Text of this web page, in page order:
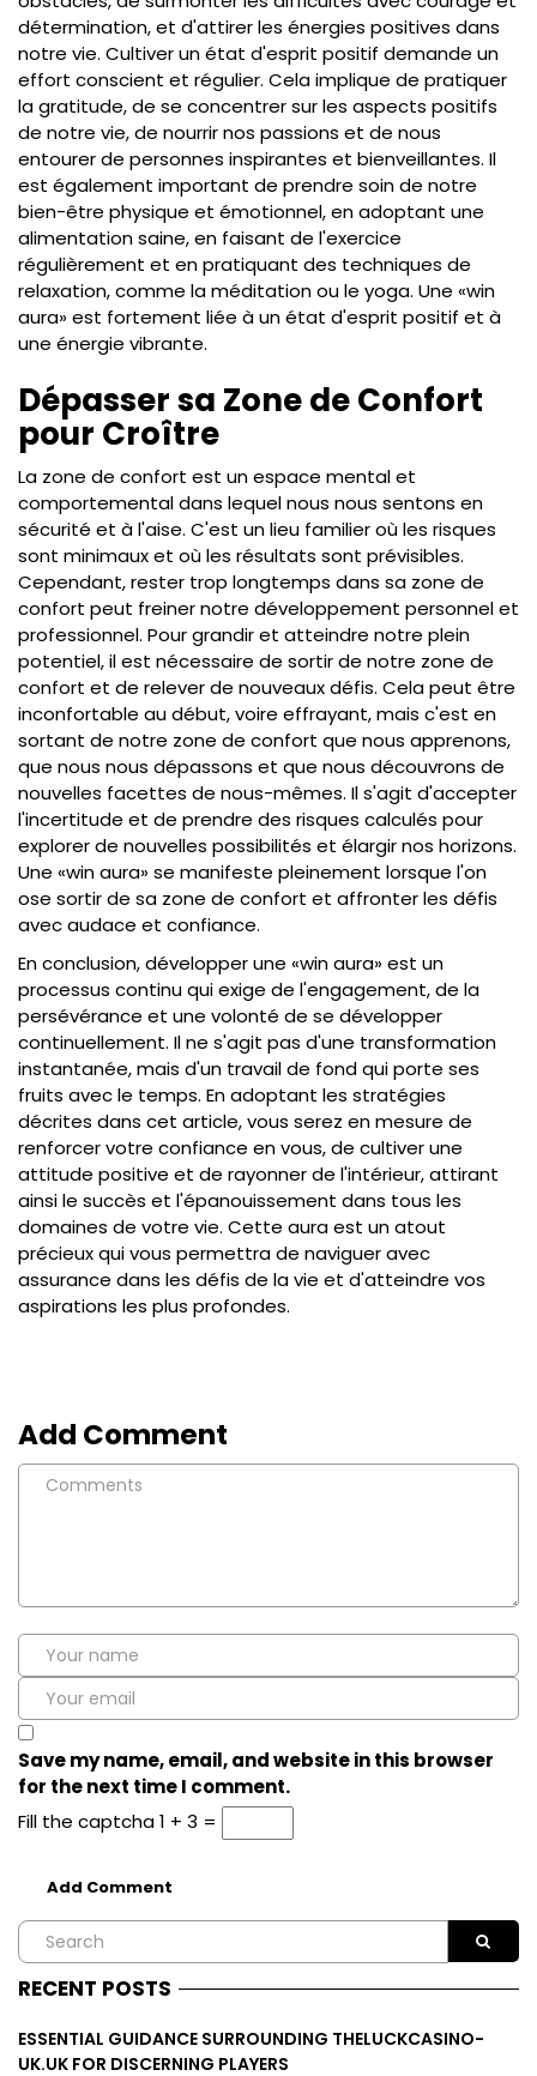
détermination, et d'attirer les énergies positives dans
notre vie. Cultiver un état d'esprit positif demande un
effort conscient et régulier. Cela implique de pratiquer
la gratitude, de se concentrer sur les aspects positifs
de notre vie, de nourrir nos passions et de nous
entourer de personnes inspirantes et bienveillantes. Il
est également important de prendre soin de notre
bien-être physique et émotionnel, en adoptant une
alimentation saine, en faisant de l'exercice
régulièrement et en pratiquant des techniques de
relaxation, comme la méditation ou le yoga. Une «win
aura» est fortement liée à un état d'esprit positif et à
une énergie vibrante.
Dépasser sa Zone de Confort
pour Croître
La zone de confort est un espace mental et
comportemental dans lequel nous nous sentons en
sécurité et à l'aise. C'est un lieu familier où les risques
sont minimaux et où les résultats sont prévisibles.
Cependant, rester trop longtemps dans sa zone de
confort peut freiner notre développement personnel et
professionnel. Pour grandir et atteindre notre plein
potentiel, il est nécessaire de sortir de notre zone de
confort et de relever de nouveaux défis. Cela peut être
inconfortable au début, voire effrayant, mais c'est en
sortant de notre zone de confort que nous apprenons,
que nous nous dépassons et que nous découvrons de
nouvelles facettes de nous-mêmes. Il s'agit d'accepter
l'incertitude et de prendre des risques calculés pour
explorer de nouvelles possibilités et élargir nos horizons.
Une «win aura» se manifeste pleinement lorsque l'on
ose sortir de sa zone de confort et affronter les défis
avec audace et confiance.
En conclusion, développer une «win aura» est un
processus continu qui exige de l'engagement, de la
persévérance et une volonté de se développer
continuellement. Il ne s'agit pas d'une transformation
instantanée, mais d'un travail de fond qui porte ses
fruits avec le temps. En adoptant les stratégies
décrites dans cet article, vous serez en mesure de
renforcer votre confiance en vous, de cultiver une
attitude positive et de rayonner de l'intérieur, attirant
ainsi le succès et l'épanouissement dans tous les
domaines de votre vie. Cette aura est un atout
précieux qui vous permettra de naviguer avec
assurance dans les défis de la vie et d'atteindre vos
aspirations les plus profondes.
Add Comment
Save my name, email, and website in this browser
for the next time I comment.
Fill the captcha1 + 3 =
RECENT POSTS
ESSENTIAL GUIDANCE SURROUNDING THELUCKCASINO-
UK.UK FOR DISCERNING PLAYERS